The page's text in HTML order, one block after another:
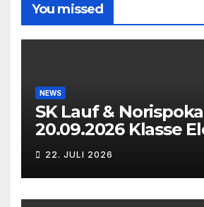
You missed
NEWS
SK Lauf &
20.09.2026 Klasse
22. JULI 2026